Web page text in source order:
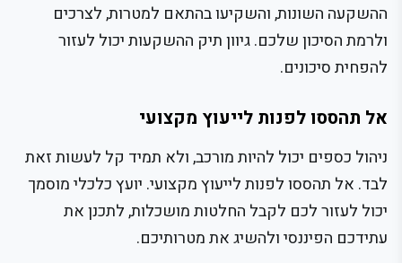
ההשקעה השונות, והשקיעו בהתאם למטרות, לצרכים
ולרמת הסיכון שלכם. גיוון תיק ההשקעות יכול לעזור
להפחית סיכונים.
אל תהססו לפנות לייעוץ מקצועי
ניהול כספים יכול להיות מורכב, ולא תמיד קל לעשות זאת
לבד. אל תהססו לפנות לייעוץ מקצועי. יועץ כלכלי מוסמך
יכול לעזור לכם לקבל החלטות מושכלות, לתכנן את
עתידכם הפיננסי ולהשיג את מטרותיכם.